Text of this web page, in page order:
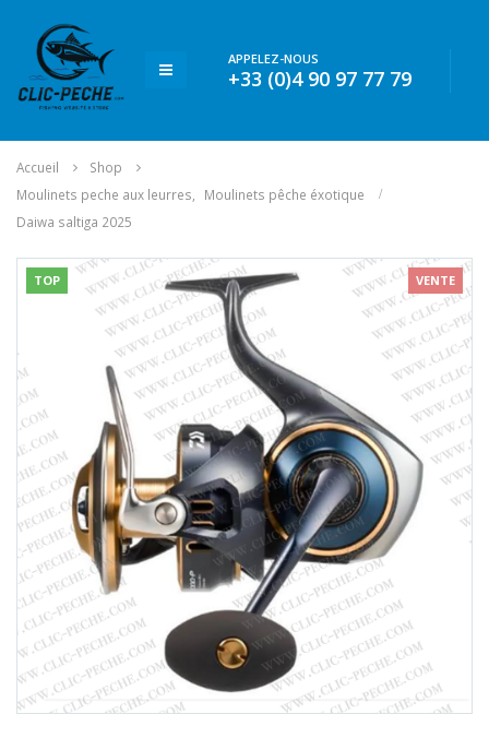
APPELEZ-NOUS
+33 (0)4 90 97 77 79
Accueil
Shop
Moulinets peche aux leurres
Moulinets pêche éxotique
Daiwa saltiga 2025
TOP VENTE